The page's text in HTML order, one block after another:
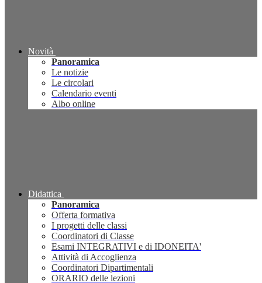
Novità
Panoramica
Le notizie
Le circolari
Calendario eventi
Albo online
Didattica
Panoramica
Offerta formativa
I progetti delle classi
Coordinatori di Classe
Esami INTEGRATIVI e di IDONEITA'
Attività di Accoglienza
Coordinatori Dipartimentali
ORARIO delle lezioni